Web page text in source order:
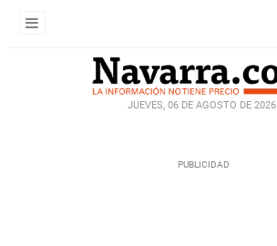
JUEVES, 06 DE AGOSTO DE 2026